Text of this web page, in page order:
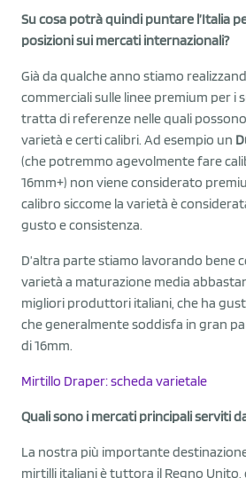
Su cosa potrà quindi puntare l’Italia
posizioni sui mercati internazionali?
Già da qualche anno stiamo
commerciali sulle linee premium per i
tratta di referenze nelle quali
varietà e certi calibri. Ad esempio un
(che potremmo agevolmente fare
16mm+) non viene considerato
calibro siccome la varietà è
gusto e consistenza.
D’altra parte stiamo lavorando bene
varietà a maturazione media
migliori produttori italiani, che ha
che generalmente soddisfa in gran
di 16mm.
Mirtillo Draper: scheda varietale
Quali sono i mercati principali serviti
La nostra più importante
mirtilli italiani è tuttora il Regno